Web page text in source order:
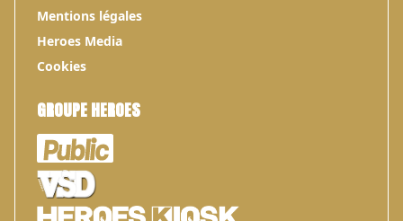
Mentions légales
Heroes Media
Cookies
GROUPE HEROES